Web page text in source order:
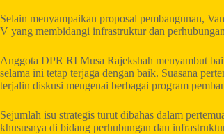
Selain menyampaikan proposal pembangunan,
V yang membidangi infrastruktur dan
Anggota DPR RI Musa Rajekshah menyambut
selama ini tetap terjaga dengan baik. Suasana
terjalin diskusi mengenai berbagai program
Sejumlah isu strategis turut dibahas dalam
khususnya di bidang perhubungan dan